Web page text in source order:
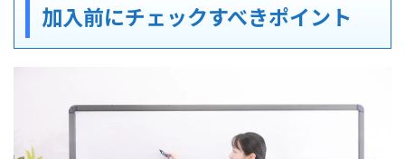
加入前にチェックすべきポイント